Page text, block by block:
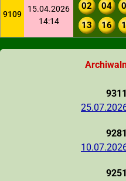
9109
15.04.2026
14:14
02 04
13
16